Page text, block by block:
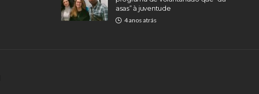
asas” à juventude
4 anos atrás